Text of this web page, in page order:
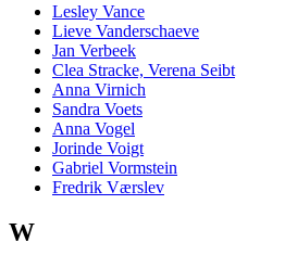
Lesley Vance
Lieve Vanderschaeve
Jan Verbeek
Clea Stracke, Verena Seibt
Anna Virnich
Sandra Voets
Anna Vogel
Jorinde Voigt
Gabriel Vormstein
Fredrik Værslev
W